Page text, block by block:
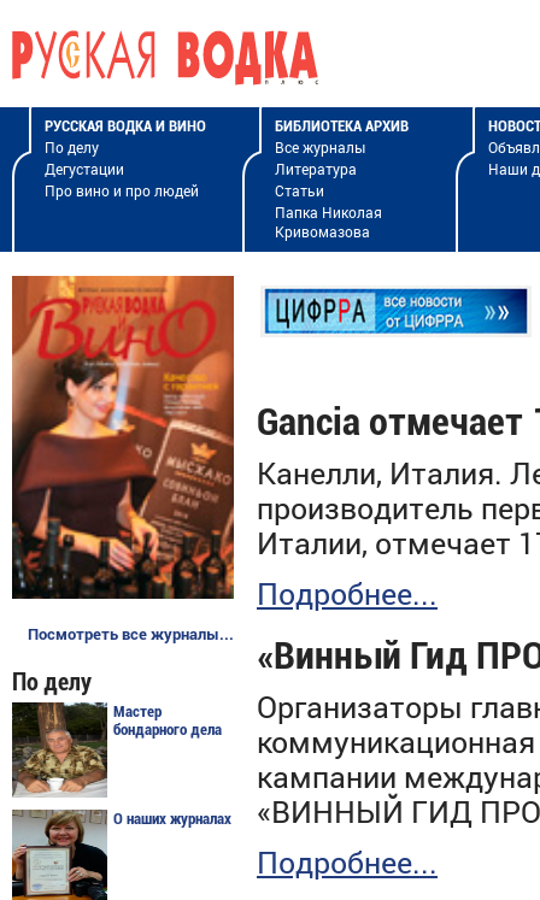
РУССКАЯ ВОДКА И ВИНО
По делу
Дегустации
Про вино и про людей
БИБЛИОТЕКА АРХИВ
Все журналы
Литература
Статьи
Папка Николая
Кривомазова
Наши
Посмотреть все журналы...
По делу
Мастер
бондарного дела
О наших журналах
Gancia
Канелли, Италия.
производитель
Италии, отмечает
Подробнее...
«Винный Гид
Организаторы
кампании
«ВИННЫЙ ГИД
Подробнее...